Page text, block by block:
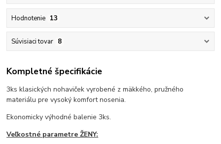
Hodnotenie 13
Súvisiaci tovar 8
Kompletné špecifikácie
3ks klasických nohaviček vyrobené z mäkkého, pružného
materiálu pre vysoký komfort nosenia.
Ekonomicky výhodné balenie 3ks.
Veľkostné parametre ŽENY: